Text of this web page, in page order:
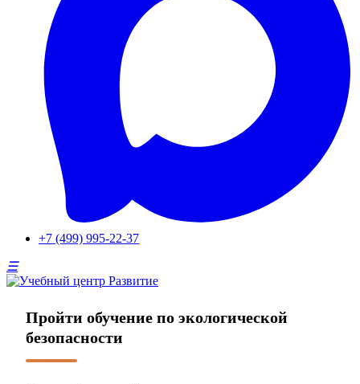
+7 (499) 995-22-37
Пройти обучение по экологической
безопасности